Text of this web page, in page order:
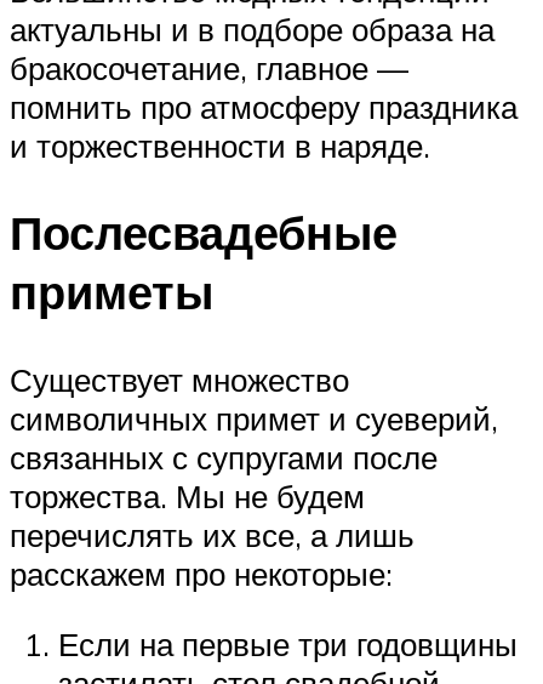
актуальны и в подборе образа на
бракосочетание, главное —
помнить про атмосферу праздника
и торжественности в наряде.
Послесвадебные
приметы
Существует множество
символичных примет и суеверий,
связанных с супругами после
торжества. Мы не будем
перечислять их все, а лишь
расскажем про некоторые:
Если на первые три годовщины